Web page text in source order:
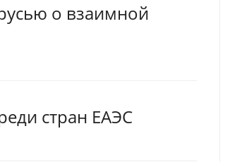
о взаимной
стран ЕАЭС